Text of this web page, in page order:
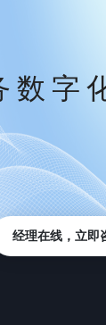
数字
经理在线，立即